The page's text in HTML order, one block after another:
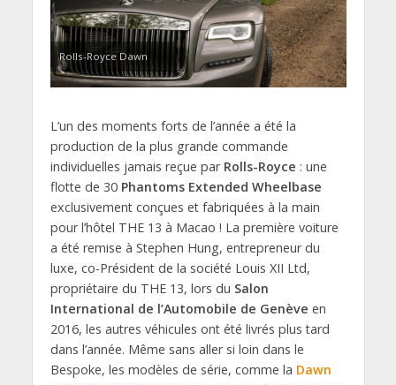
Rolls-Royce Dawn
L’un des moments forts de l’année a été la
production de la plus grande commande
individuelles jamais reçue par Rolls-Royce : une
flotte de 30 Phantoms Extended Wheelbase
exclusivement conçues et fabriquées à la main
pour l’hôtel THE 13 à Macao ! La première voiture
a été remise à Stephen Hung, entrepreneur du
luxe, co-Président de la société Louis XII Ltd,
propriétaire du THE 13, lors du Salon
International de l’Automobile de Genève en
2016, les autres véhicules ont été livrés plus tard
dans l’année. Même sans aller si loin dans le
Bespoke, les modèles de série, comme la Dawn